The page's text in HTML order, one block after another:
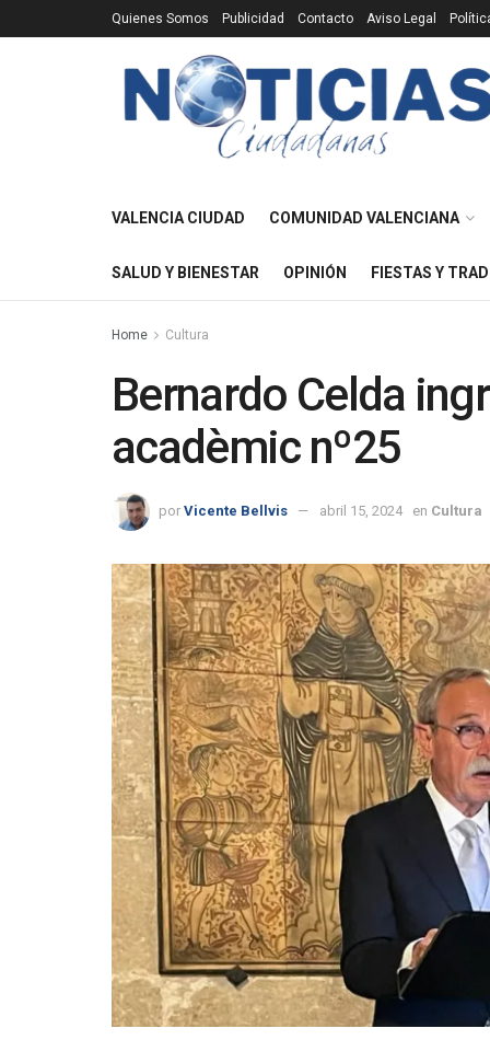
Quienes Somos Publicidad Contacto Aviso Legal
VALENCIA CIUDAD COMUNIDAD VALENCIANA
SALUD Y BIENESTAR OPINIÓN FIESTAS Y
Home Cultura
Bernardo Celda
acadèmic nº25
por Vicente Bellvis abril 15, 2024 en Cultura